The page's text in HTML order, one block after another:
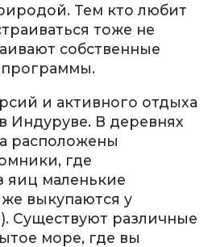
Тем кто любит
тоже не
собственные
и активного отдыха
Индуруве. В деревнях
расположены
где
яиц маленькие
выкупаются у
Существуют различные
море, где вы